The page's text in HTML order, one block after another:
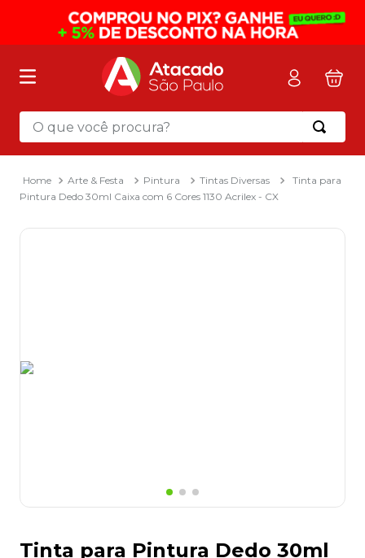
O que você procura?
Arte & Festa Pintura Tintas Diversas
Tinta para
Pintura Dedo 30ml Caixa com 6 Cores 1130 Acrilex - CX
Tinta para Pintura Dedo 30ml
Termos mais buscados
mochila
2º sacola
3º papel toalha